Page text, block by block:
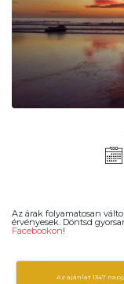
Az árak folyamatosan
érvényesek. Döntsd
Facebookon!
Az ajánlat 1347